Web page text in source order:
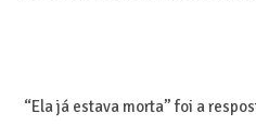
“Ela já estava morta” foi a